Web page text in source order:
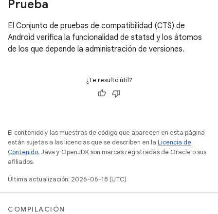
Prueba
El Conjunto de pruebas de compatibilidad (CTS) de
Android verifica la funcionalidad de statsd y los átomos
de los que depende la administración de versiones.
¿Te resultó útil?
El contenido y las muestras de código que aparecen en esta página
están sujetas a las licencias que se describen en la Licencia de
Contenido. Java y OpenJDK son marcas registradas de Oracle o sus
afiliados.
Última actualización: 2026-06-18 (UTC)
COMPILACIÓN